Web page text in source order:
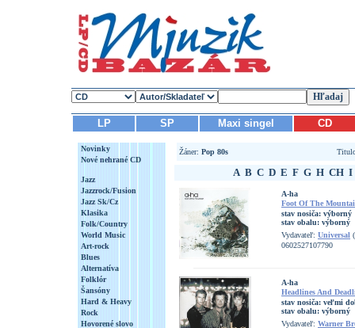
LP SP Maxi singel CD
Novinky
Nové nehrané CD
Jazz
Jazzrock/Fusion
Jazz Sk/Cz
Klasika
Folk/Country
World Music
Art-rock
Blues
Alternatíva
Folklór
Šansóny
Hard & Heavy
Rock
Hovorené slovo
Žáner: Pop 80s
A B C D E F G H CH I
A-ha
Foot Of The
stav nosiča: výborný
stav obalu: výborný
Vydavateľ: Universal
0602527107790
A-ha
Headlines And
stav nosiča: veľmi
stav obalu: výborný
Vydavateľ: Warner